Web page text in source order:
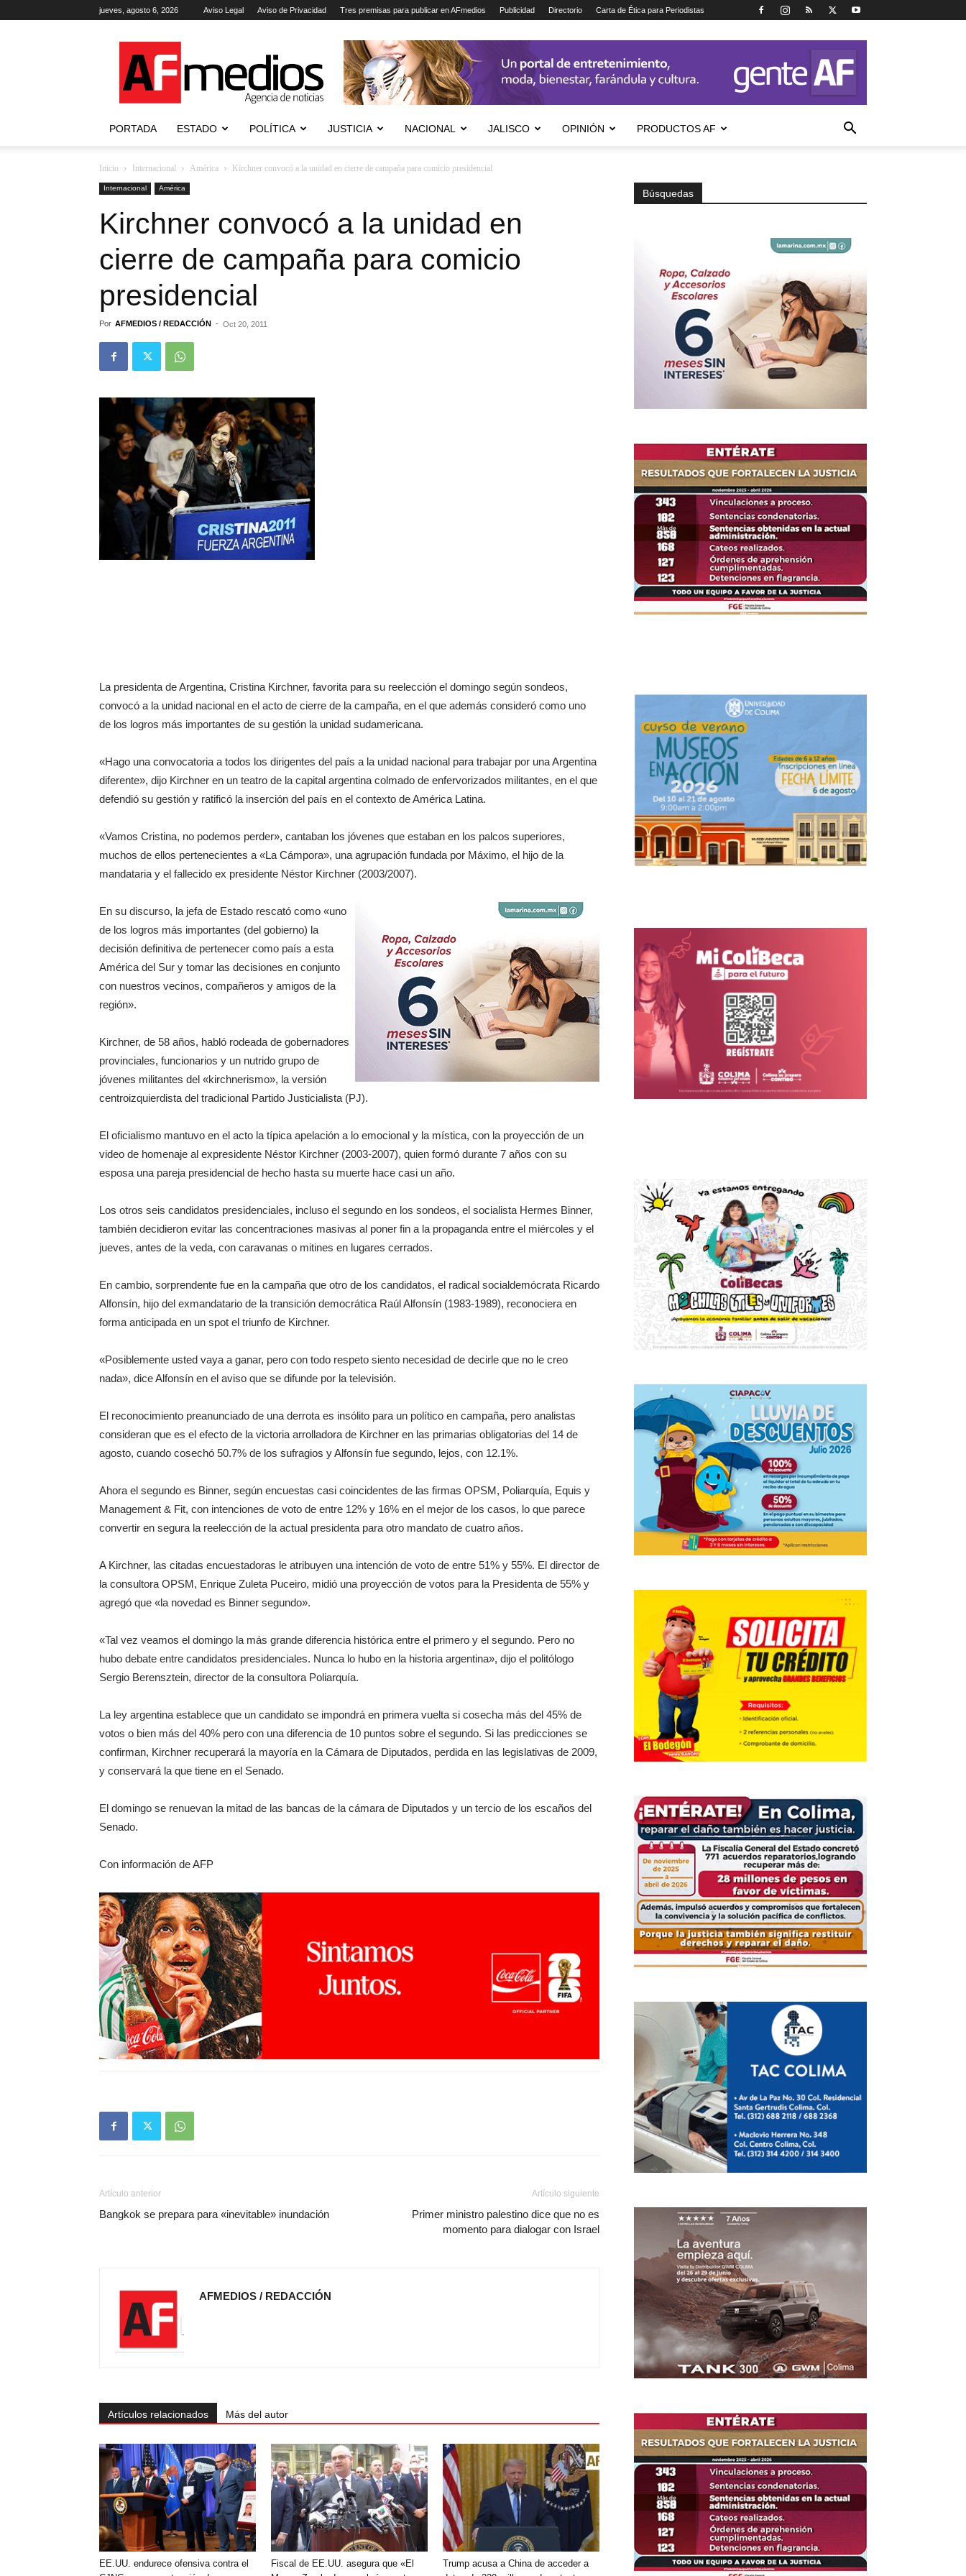
jueves, agosto 6, 2026 Aviso Legal Aviso de Privacidad Tres premisas para publicar en AFmedios Publicidad Directorio Carta de Ética para Periodistas
Agencia
de
Noticias
PORTADA ESTADO POLÍTICA JUSTICIA NACIONAL JALISCO OPINIÓN PRODUCTOS AF
Inicio Internacional América Kirchner convocó a la unidad en cierre de campaña para comicio presidencial
Internacional América
Kirchner convocó a la unidad en
cierre de campaña para comicio
presidencial
Por AFMEDIOS / REDACCIÓN - Oct 20, 2011
La presidenta de Argentina, Cristina Kirchner, favorita para su reelección el domingo según sondeos,
convocó a la unidad nacional en el acto de cierre de la campaña, en el que además consideró como uno
de los logros más importantes de su gestión la unidad sudamericana.
«Hago una convocatoria a todos los dirigentes del país a la unidad nacional para trabajar por una Argentina
diferente», dijo Kirchner en un teatro de la capital argentina colmado de enfervorizados militantes, en el que
defendió su gestión y ratificó la inserción del país en el contexto de América Latina.
«Vamos Cristina, no podemos perder», cantaban los jóvenes que estaban en los palcos superiores,
muchos de ellos pertenecientes a «La Cámpora», una agrupación fundada por Máximo, el hijo de la
mandataria y el fallecido ex presidente Néstor Kirchner (2003/2007).
En su discurso, la jefa de Estado rescató como «uno
de los logros más importantes (del gobierno) la
decisión definitiva de pertenecer como país a esta
América del Sur y tomar las decisiones en conjunto
con nuestros vecinos, compañeros y amigos de la
región».
Kirchner, de 58 años, habló rodeada de gobernadores
provinciales, funcionarios y un nutrido grupo de
jóvenes militantes del «kirchnerismo», la versión
centroizquierdista del tradicional Partido Justicialista (PJ).
El oficialismo mantuvo en el acto la típica apelación a lo emocional y la mística, con la proyección de un
video de homenaje al expresidente Néstor Kirchner (2003-2007), quien formó durante 7 años con su
esposa una pareja presidencial de hecho hasta su muerte hace casi un año.
Los otros seis candidatos presidenciales, incluso el segundo en los sondeos, el socialista Hermes Binner,
también decidieron evitar las concentraciones masivas al poner fin a la propaganda entre el miércoles y el
jueves, antes de la veda, con caravanas o mitines en lugares cerrados.
En cambio, sorprendente fue en la campaña que otro de los candidatos, el radical socialdemócrata Ricardo
Alfonsín, hijo del exmandatario de la transición democrática Raúl Alfonsín (1983-1989), reconociera en
forma anticipada en un spot el triunfo de Kirchner.
«Posiblemente usted vaya a ganar, pero con todo respeto siento necesidad de decirle que no le creo
nada», dice Alfonsín en el aviso que se difunde por la televisión.
El reconocimiento preanunciado de una derrota es insólito para un político en campaña, pero analistas
consideran que es el efecto de la victoria arrolladora de Kirchner en las primarias obligatorias del 14 de
agosto, cuando cosechó 50.7% de los sufragios y Alfonsín fue segundo, lejos, con 12.1%.
Ahora el segundo es Binner, según encuestas casi coincidentes de las firmas OPSM, Poliarquía, Equis y
Management & Fit, con intenciones de voto de entre 12% y 16% en el mejor de los casos, lo que parece
convertir en segura la reelección de la actual presidenta para otro mandato de cuatro años.
A Kirchner, las citadas encuestadoras le atribuyen una intención de voto de entre 51% y 55%. El director de
la consultora OPSM, Enrique Zuleta Puceiro, midió una proyección de votos para la Presidenta de 55% y
agregó que «la novedad es Binner segundo».
«Tal vez veamos el domingo la más grande diferencia histórica entre el primero y el segundo. Pero no
hubo debate entre candidatos presidenciales. Nunca lo hubo en la historia argentina», dijo el politólogo
Sergio Berensztein, director de la consultora Poliarquía.
La ley argentina establece que un candidato se impondrá en primera vuelta si cosecha más del 45% de
votos o bien más del 40% pero con una diferencia de 10 puntos sobre el segundo. Si las predicciones se
confirman, Kirchner recuperará la mayoría en la Cámara de Diputados, perdida en las legislativas de 2009,
y conservará la que tiene en el Senado.
El domingo se renuevan la mitad de las bancas de la cámara de Diputados y un tercio de los escaños del
Senado.
Con información de AFP
Artículo anterior
Bangkok se prepara para «inevitable» inundación
Artículo siguiente
Primer ministro palestino dice que no es
momento para dialogar con Israel
AFMEDIOS / REDACCIÓN
Artículos relacionados Más del autor
EE.UU. endurece ofensiva contra el
Fiscal de EE.UU. asegura que «El
Trump acusa a China de acceder a
Búsquedas